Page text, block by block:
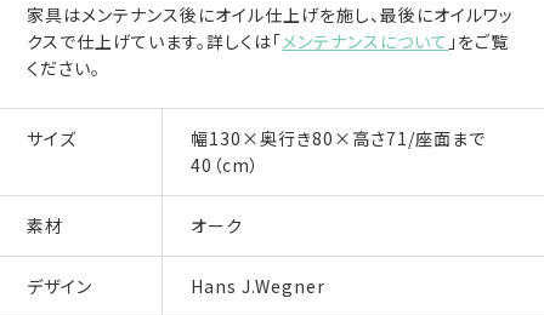
家具はメンテナンス後にオイル仕上げを施し、最後にオイルワッ
クスで仕上げています。詳しくは「メンテナンスについて 」をご覧
ください。
サイズ
幅130×奥行き80×高さ71/座面まで
40（cm）
素材 オーク
デザイン Hans J.Wegner